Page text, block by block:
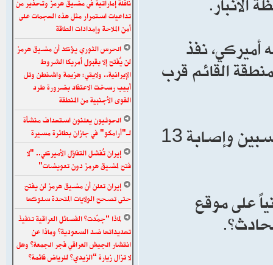
أميركي، نفذ
القائم قرب
وأضاف أن “المعلومات الأولية تشير إلى مقتل 7 منتسبين وإصابة 13
على موقع
ناقلة إماراتية في مضيق هرمز وتحذير من
تداعيات استمرار مثل هذه الهجمات على
أمن الملاحة وإمدادات الطاقة
الحرس الثوري يؤكد أن مضيق هرمز
لن يُفتح إلا بقبول أمريكا الشروط
الإيرانية.. ولايتي: هزيمة واشنطن وتل
أبيب رسخت الاعتقاد بضرورة طرد
القوى الأجنبية من المنطقة
الحوثيون يعلنون استهداف منشأة
لـ"أرامكو" في جازان بطائرة مسيرة
إيران تُفشل التفاؤل الأميركي.. "لا
فتح لمضيق هرمز دون تعويضات"
إيران تعلن أن مضيق هرمز لن يفتح
حتى تصحح الولايات المتحدة سلوكها
لماذا “جمّدت” الفصائل العراقية تنفيذ
تهديداتها ضد السعودية؟ وماذا عن
انتشار الجيش العراقي فجر الجمعة؟ وهل
لا تزال زيارة “الزيدي” للرياض قائمة؟